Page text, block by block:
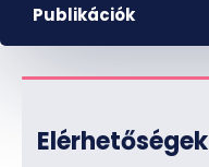
Publikációk
Elérhetőségek